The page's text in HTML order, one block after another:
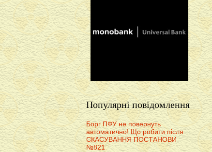
Популярні повідомлення
Борг ПФУ не повернуть
автоматично! Що робити після
СКАСУВАННЯ ПОСТАНОВИ
№821